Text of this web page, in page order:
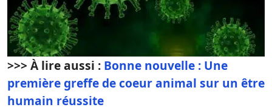
>>> À lire aussi : Bonne nouvelle : Une
première greffe de coeur animal sur un être
humain réussite